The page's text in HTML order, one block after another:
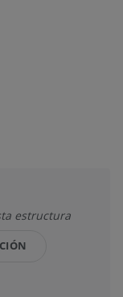
estructura